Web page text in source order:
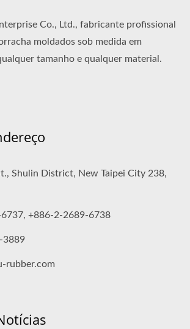
Co., Ltd., fabricante profissional
moldados sob medida em
tamanho e qualquer material.
Shulin District, New Taipei City 238,
+886-2-2689-6738
3889
rubber.com